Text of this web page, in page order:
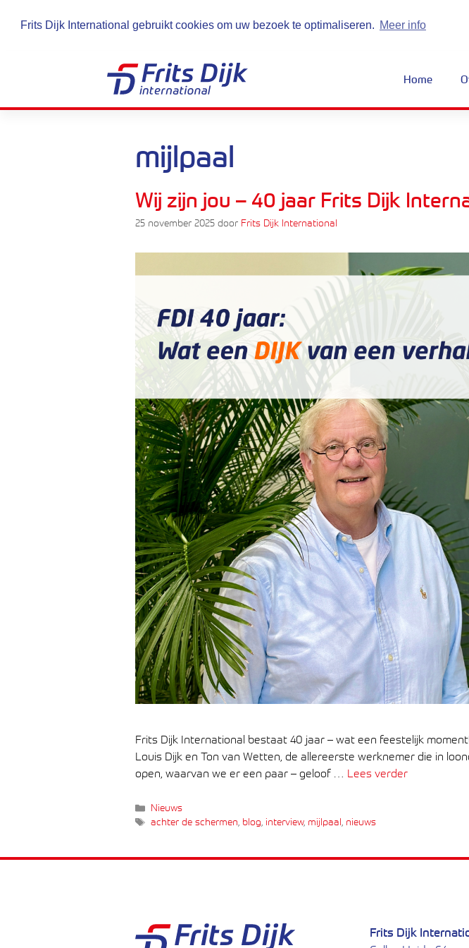
Frits Dijk International gebruikt cookies om uw bezoek te optimaliseren. Meer info
inhoud
Home
mijlpaal
Wij zijn jou – 40 jaar Frits Dijk
25 november 2025 door Frits Dijk International
Frits Dijk International bestaat 40 jaar – wat een feestelijk
Louis Dijk en Ton van Wetten, de allereerste werknemer die in
open, waarvan we er een paar – geloof … Lees verder
Categorieën
Nieuws
Tags
achter de schermen, blog, interview, mijlpaal, nieuws
Frits Dijk